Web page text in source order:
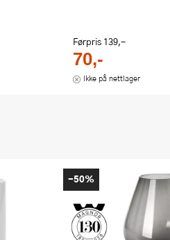
Førpris 139,-
70,-
Ikke på nettlager
-50%